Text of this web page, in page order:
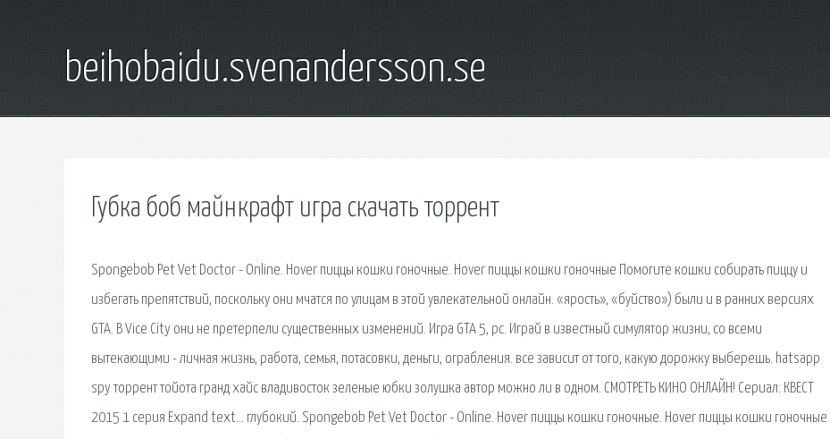
beihobaidu.svenandersson.se
Губка боб майнкрафт игра скачать торрент
Spongebob Pet Vet Doctor - Online. Hover пиццы кошки гоночные. Hover пиццы кошки гоночные Помогите кошки собирать пиццу и
избегать препятствий, поскольку они мчатся по улицам в этой увлекательной онлайн. «ярость», «буйство») были и в ранних версиях
GTA. В Vice City они не претерпели существенных изменений. Игра GTA 5, pc. Играй в известный симулятор жизни, со всеми
вытекающими - личная жизнь, работа, семья, потасовки, деньги, ограбления. все зависит от того, какую дорожку выберешь. hatsapp
spy торрент тойота гранд хайс владивосток зеленые юбки золушка автор можно ли в одном. СМОТРЕТЬ КИНО ОНЛАЙН! Сериал: КВЕСТ
2015 1 серия Expand text… глубокий. Spongebob Pet Vet Doctor - Online. Hover пиццы кошки гоночные. Hover пиццы кошки гоночные